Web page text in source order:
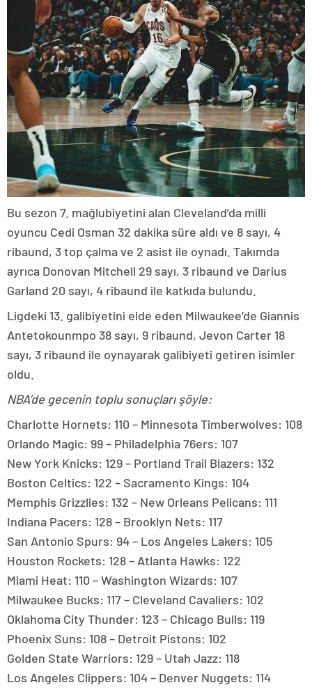
Bu sezon 7. mağlubiyetini alan Cleveland’da milli
oyuncu Cedi Osman 32 dakika süre aldı ve 8 sayı, 4
ribaund, 3 top çalma ve 2 asist ile oynadı. Takımda
ayrıca Donovan Mitchell 29 sayı, 3 ribaund ve Darius
Garland 20 sayı, 4 ribaund ile katkıda bulundu.
Ligdeki 13. galibiyetini elde eden Milwaukee’de Giannis
Antetokounmpo 38 sayı, 9 ribaund, Jevon Carter 18
sayı, 3 ribaund ile oynayarak galibiyeti getiren isimler
oldu.
NBA’de gecenin toplu sonuçları şöyle:
Charlotte Hornets: 110 – Minnesota Timberwolves: 108
Orlando Magic: 99 – Philadelphia 76ers: 107
New York Knicks: 129 – Portland Trail Blazers: 132
Boston Celtics: 122 – Sacramento Kings: 104
Memphis Grizzlies: 132 – New Orleans Pelicans: 111
Indiana Pacers: 128 – Brooklyn Nets: 117
San Antonio Spurs: 94 – Los Angeles Lakers: 105
Houston Rockets: 128 – Atlanta Hawks: 122
Miami Heat: 110 – Washington Wizards: 107
Milwaukee Bucks: 117 – Cleveland Cavaliers: 102
Oklahoma City Thunder: 123 – Chicago Bulls: 119
Phoenix Suns: 108 – Detroit Pistons: 102
Golden State Warriors: 129 – Utah Jazz: 118
Los Angeles Clippers: 104 – Denver Nuggets: 114